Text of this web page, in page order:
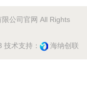
公司官网 All Rights
技术支持： 海纳创联